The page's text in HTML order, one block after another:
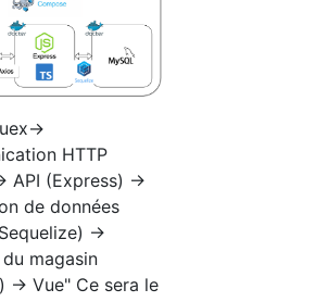
>
HTTP
API (Express) ->
de données
->
magasin
-> Vue" Ce sera le